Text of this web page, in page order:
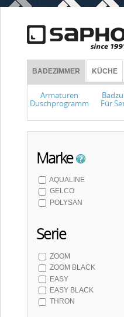
BADEZIMMER KÜCHE
Armaturen
Duschprogramm Für
Marke
AQUALINE
GELCO
POLYSAN
Serie
ZOOM
ZOOM BLACK
EASY
EASY BLACK
THRON